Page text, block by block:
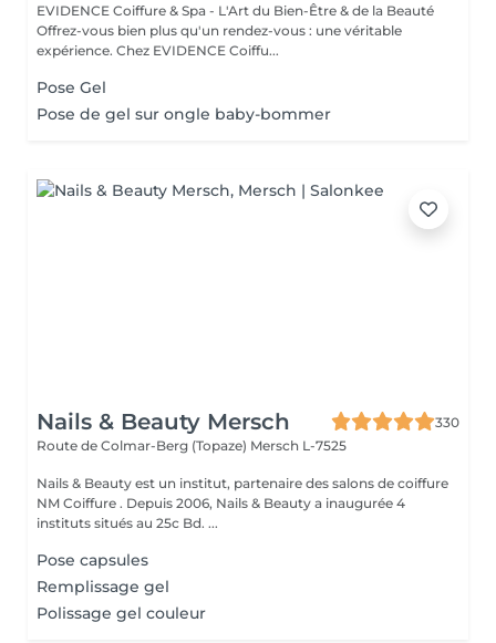
EVIDENCE Coiffure & Spa - L'Art du Bien-Être & de la Beauté
Offrez-vous bien plus qu'un rendez-vous : une véritable
expérience. Chez EVIDENCE Coiffu...
Pose Gel
Pose de gel sur ongle baby-bommer
Nails & Beauty Mersch
330
Route de Colmar-Berg (Topaze) Mersch L-7525
Nails & Beauty est un institut, partenaire des salons de coiffure
NM Coiffure . Depuis 2006, Nails & Beauty a inaugurée 4
instituts situés au 25c Bd. ...
Pose capsules
Remplissage gel
Polissage gel couleur